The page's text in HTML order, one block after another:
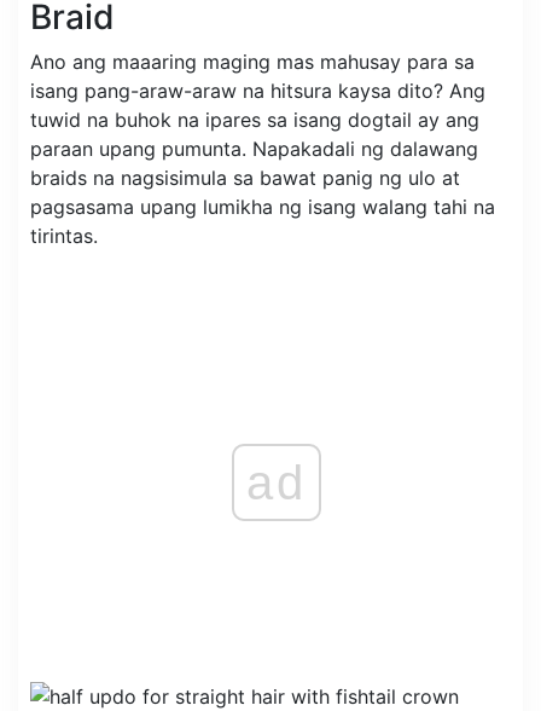
Braid
Ano ang maaaring maging mas mahusay para sa
isang pang-araw-araw na hitsura kaysa dito? Ang
tuwid na buhok na ipares sa isang dogtail ay ang
paraan upang pumunta. Napakadali ng dalawang
braids na nagsisimula sa bawat panig ng ulo at
pagsasama upang lumikha ng isang walang tahi na
tirintas.
ad